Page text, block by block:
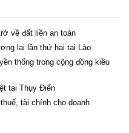
về đất liền an toàn
lai lần thứ hai tại Lào
thống trong cộng đồng kiều
tại Thụy Điển
tài chính cho doanh